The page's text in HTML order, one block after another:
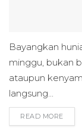
Bayangkan
minggu, bukan
ataupun
langsung...
READ MORE